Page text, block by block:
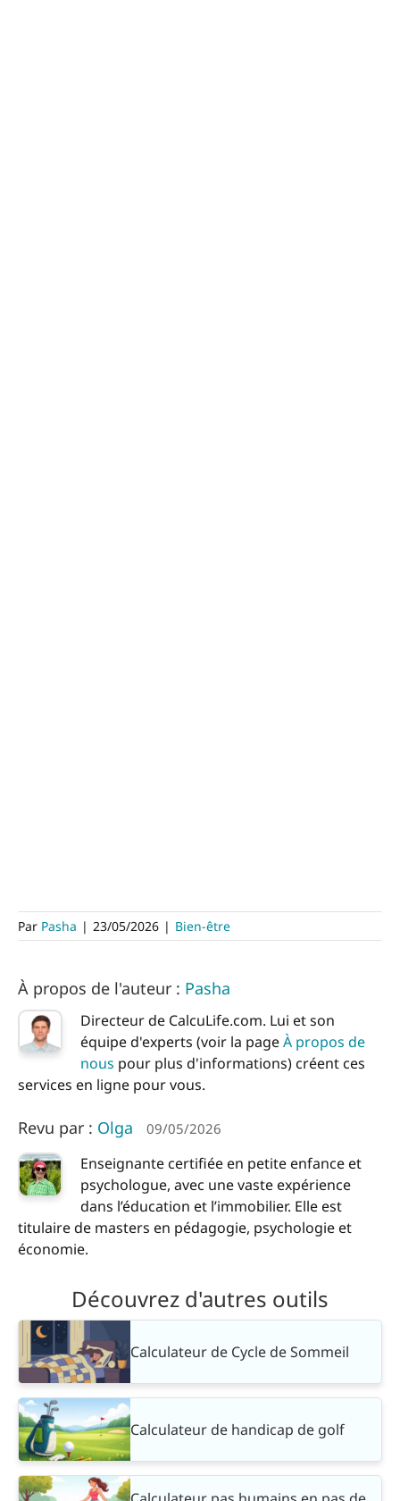
Par Pasha | 23/05/2026 | Bien-être
À propos de l'auteur : Pasha
Directeur de CalcuLife.com. Lui et son
équipe d'experts (voir la pageÀ propos de
nous pour plus d'informations) créent ces
services en ligne pour vous.
Revu par : Olga 09/05/2026
Enseignante certifiée en petite enfance et
psychologue, avec une vaste expérience
dans l’éducation et l’immobilier. Elle est
titulaire de masters en pédagogie, psychologie et
économie.
Découvrez d'autres outils
Calculateur de Cycle de Sommeil
Calculateur de handicap de golf